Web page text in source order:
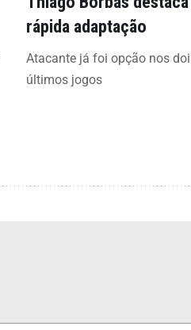
rápida adaptação
Atacante já foi opção nos
últimos jogos